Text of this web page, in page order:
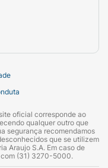
oficial corresponde ao
qualquer outro que
segurança recomendamos
que se utilizem
Araujo S.A. Em caso de
(31) 3270-5000.